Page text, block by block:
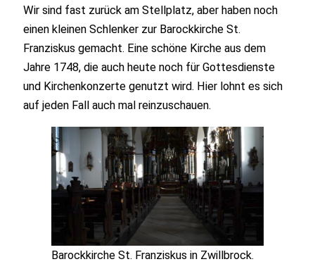
Wir sind fast zurück am Stellplatz, aber haben noch
einen kleinen Schlenker zur Barockkirche St.
Franziskus gemacht. Eine schöne Kirche aus dem
Jahre 1748, die auch heute noch für Gottesdienste
und Kirchenkonzerte genutzt wird. Hier lohnt es sich
auf jeden Fall auch mal reinzuschauen.
Barockkirche St. Franziskus in Zwillbrock.